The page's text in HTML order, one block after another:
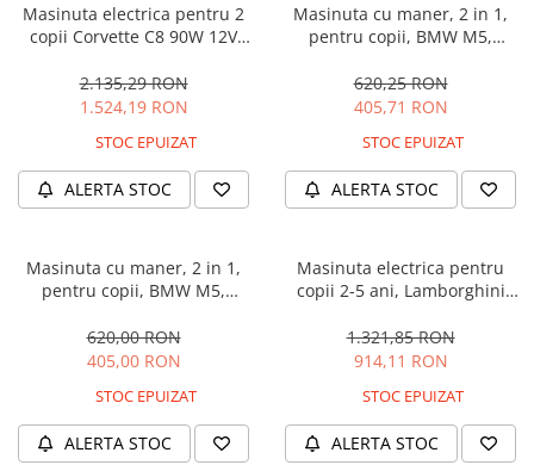
Masinuta electrica pentru 2
copii Corvette C8 90W 12V
2.135,29 RON
1.524,19 RON
STOC EPUIZAT
ALERTA STOC
Masinuta cu maner, 2 in 1,
pentru copii, BMW M5,
620,25 RON
405,71 RON
STOC EPUIZAT
ALERTA STOC
Masinuta cu maner, 2 in 1,
pentru copii, BMW M5,
620,00 RON
405,00 RON
STOC EPUIZAT
ALERTA STOC
Masinuta electrica pentru
copii 2-5 ani, Lamborghini
12V, galbena
1.321,85 RON
914,11 RON
STOC EPUIZAT
ALERTA STOC